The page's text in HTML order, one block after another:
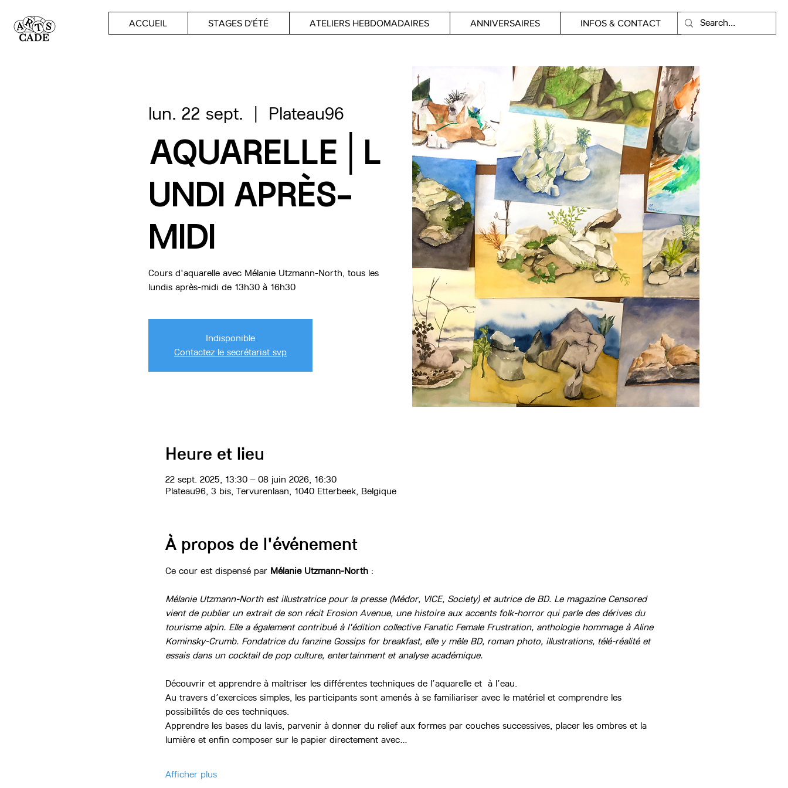
ACCUEIL STAGES D'ÉTÉ ATELIERS HEBDOMADAIRES ANNIVERSAIRES INFOS & CONTACT
lun. 22 sept. Plateau96
AQUARELLE│L
UNDI APRÈS-
MIDI
Cours d'aquarelle avec Mélanie Utzmann-North, tous les
Indisponible
Contactez le secrétariat svp
Heure et lieu
22 sept. 2025, 13:30 – 08 juin 2026, 16:30
Plateau96, 3 bis, Tervurenlaan, 1040 Etterbeek, Belgique
À propos de l'événement
Ce cour est dispensé par Mélanie Utzmann-North :
Mélanie Utzmann-North est illustratrice pour la presse (Médor, VICE, Society) et autrice de BD. Le magazine Censored
vient de publier un extrait de son récit Erosion Avenue, une histoire aux accents folk-horror qui parle des dérives du
tourisme alpin. Elle a également contribué à l'édition collective Fanatic Female Frustration, anthologie hommage à Aline
Kominsky-Crumb. Fondatrice du fanzine Gossips for breakfast, elle y mêle BD, roman photo, illustrations, télé-réalité et
essais dans un cocktail de pop culture, entertainment et analyse académique.
Découvrir et apprendre à maîtriser les différentes techniques de l’aquarelle et  à l’eau.
Au travers d’exercices simples, les participants sont amenés à se familiariser avec le matériel et comprendre les
possibilités de ces techniques.
Apprendre les bases du lavis, parvenir à donner du relief aux formes par couches successives, placer les ombres et la
lumière et enfin composer sur le papier directement avec…
Afficher plus